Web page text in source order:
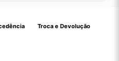
Troca e Devolução